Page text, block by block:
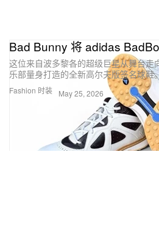
Fashion 时装
Bad Bunny 将 adidas
这位来自波多黎各的超级巨星从舞台走
乐部量身打造的全新高尔夫版签名球鞋
May 25, 2026